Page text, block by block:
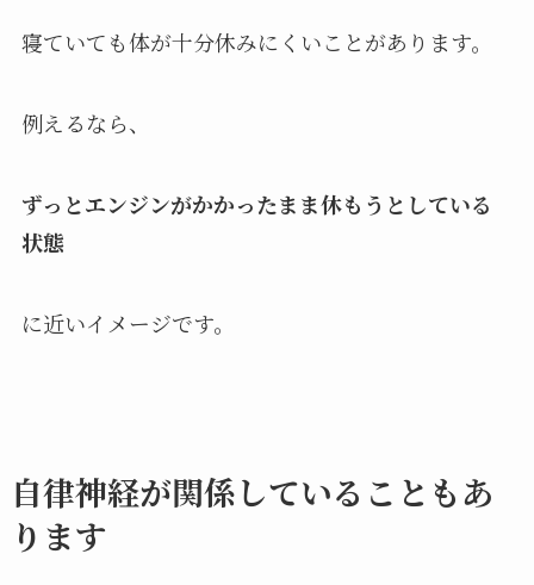
寝ていても体が十分休みにくいことがあります。
例えるなら、
ずっとエンジンがかかったまま休もうとしている
状態
に近いイメージです。
自律神経が関係していることもあ
ります